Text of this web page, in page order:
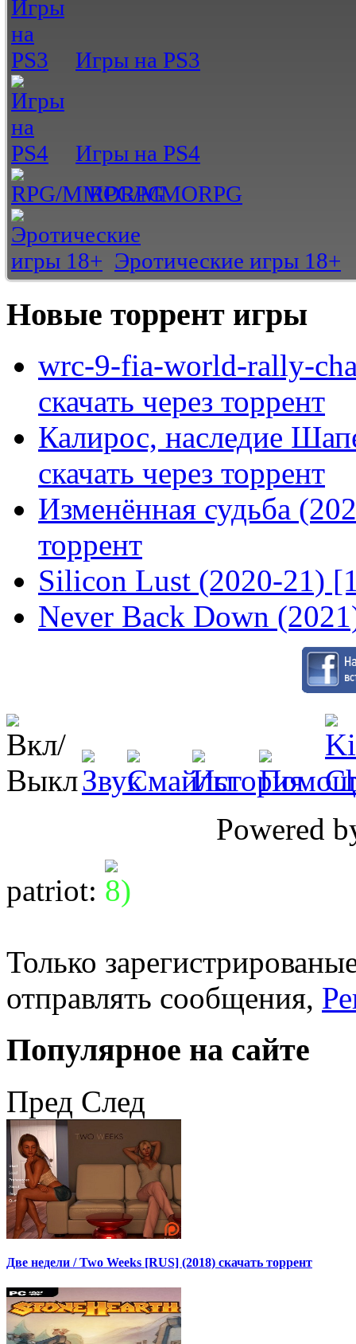
Игры на PS3
Игры на PS4
RPG/MMORPG
Эротические игры 18+
Новые торрент игры
wrc-9-fia-world-rally-
скачать через торрент
Калирос, наследие
скачать через торрент
Изменённая судьба
торрент
Silicon Lust (2020-21)
Never Back Down
Powered
patriot:
Только
отправлять сообщения,
Популярное на сайте
Пред След
Две недели / Two Weeks [RUS] (2018) скачать торрент